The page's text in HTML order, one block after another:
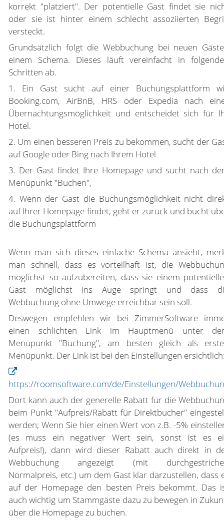
korrekt "platziert". Der potentielle Gast findet sie
oder sie ist hinter einem schlecht assoziierten
versteckt.
Grundsätzlich folgt die Webbuchung bei neuen
einem Schema. Dieses läuft vereinfacht in
Schritten ab.
1. Ein Gast sucht auf einer Buchungsplattform
Booking.com, AirBnB, HRS oder Expedia nach
Übernachtungsmöglichkeit und entscheidet sich für
Hotel.
2. Um einen besseren Preis zu bekommen, sucht der
auf Google oder Bing nach Ihrem Hotel
3. Der Gast findet Ihre Homepage und sucht nach
Menüpunkt "Buchen",
4. Wenn der Gast die Buchungsmöglichkeit nicht
auf Ihrer Homepage findet, geht er zurück und bucht
die Buchungsplattform
Wenn man sich dieses einfache Schema ansieht,
man schnell, dass es vorteilhaft ist, die
möglichst so aufzubereiten, dass sie einem
Gast möglichst ins Auge springt und dass
Webbuchung ohne Umwege erreichbar sein soll.
Deswegen empfehlen wir bei ZimmerSoftware
einen schlichten Link im Hauptmenü unter
Menüpunkt "Buchung", am besten gleich als
Menüpunkt. Der Link ist bei den Einstellungen
https://roomsoftware.com/de/Einstellungen/
Dort kann auch der generelle Rabatt für die
beim Punkt "Aufpreis/Rabatt für Direktbucher"
werden; Wenn Sie hier einen Wert von z.B. -5%
(es muss ein negativer Wert sein, sonst ist es
Aufpreis!), dann wird dieser Rabatt auch direkt in
Webbuchung angezeigt (mit
Normalpreis, etc.) um dem Gast klar darzustellen, dass
auf der Homepage den besten Preis bekommt. Das
auch wichtig um Stammgäste dazu zu bewegen in
über die Homepage zu buchen.